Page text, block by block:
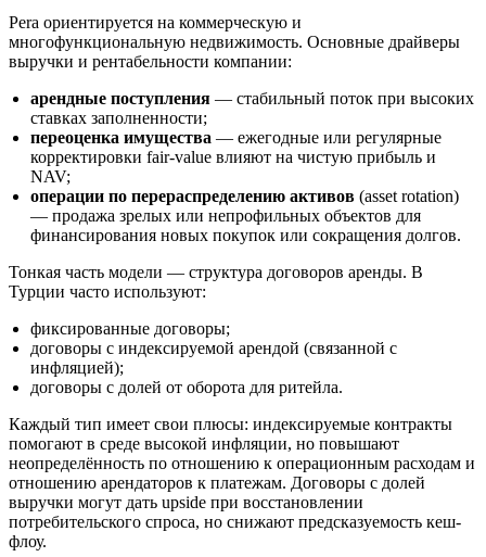
Pera ориентируется на коммерческую и
многофункциональную недвижимость. Основные драйверы
выручки и рентабельности компании:
арендные поступления — стабильный поток при высоких
ставках заполненности;
переоценка имущества — ежегодные или регулярные
корректировки fair-value влияют на чистую прибыль и
NAV;
операции по перераспределению активов (asset rotation)
— продажа зрелых или непрофильных объектов для
финансирования новых покупок или сокращения долгов.
Тонкая часть модели — структура договоров аренды. В
Турции часто используют:
фиксированные договоры;
договоры с индексируемой арендой (связанной с
инфляцией);
договоры с долей от оборота для ритейла.
Каждый тип имеет свои плюсы: индексируемые контракты
помогают в среде высокой инфляции, но повышают
неопределённость по отношению к операционным расходам и
отношению арендаторов к платежам. Договоры с долей
выручки могут дать upside при восстановлении
потребительского спроса, но снижают предсказуемость кеш-
флоу.